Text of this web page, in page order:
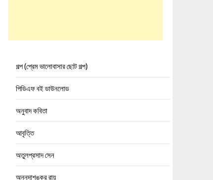
গল্প (প্রেম ভালোবাসার ছোট গল্প)
পিডিএফ বই ডাউনলোড
অনুবাদ কবিতা
আবৃত্তি
অতুলপ্রসাদ সেন
অন্নদাশঙ্কর রায়